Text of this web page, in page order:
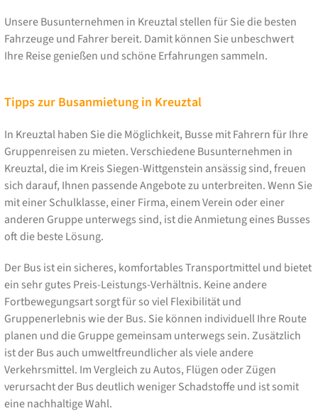
Unsere Busunternehmen in Kreuztal stellen für Sie die besten
Fahrzeuge und Fahrer bereit. Damit können Sie unbeschwert
Ihre Reise genießen und schöne Erfahrungen sammeln.
Tipps zur Busanmietung in Kreuztal
In Kreuztal haben Sie die Möglichkeit, Busse mit Fahrern für Ihre
Gruppenreisen zu mieten. Verschiedene Busunternehmen in
Kreuztal, die im Kreis Siegen-Wittgenstein ansässig sind, freuen
sich darauf, Ihnen passende Angebote zu unterbreiten. Wenn Sie
mit einer Schulklasse, einer Firma, einem Verein oder einer
anderen Gruppe unterwegs sind, ist die Anmietung eines Busses
oft die beste Lösung.
Der Bus ist ein sicheres, komfortables Transportmittel und bietet
ein sehr gutes Preis-Leistungs-Verhältnis. Keine andere
Fortbewegungsart sorgt für so viel Flexibilität und
Gruppenerlebnis wie der Bus. Sie können individuell Ihre Route
planen und die Gruppe gemeinsam unterwegs sein. Zusätzlich
ist der Bus auch umweltfreundlicher als viele andere
Verkehrsmittel. Im Vergleich zu Autos, Flügen oder Zügen
verursacht der Bus deutlich weniger Schadstoffe und ist somit
eine nachhaltige Wahl.